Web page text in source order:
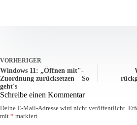
VORHERIGER
Windows 11: „Öffnen mit"-
Zuordnung zurücksetzen – So
geht's
Schreibe einen Kommentar
Deine E-Mail-Adresse wird nicht veröffentlicht.
mit * markiert